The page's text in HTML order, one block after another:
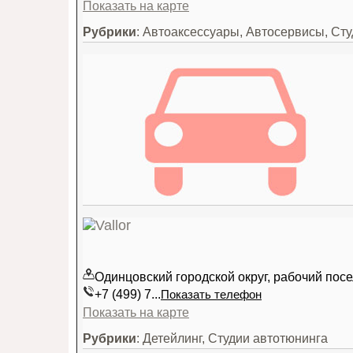
Показать на карте
Рубрики: Автоаксессуары, Автосервисы,
Одинцовский городской округ, рабочий
+7 (499) 7...Показать телефон
Показать на карте
Рубрики: Детейлинг, Студии автотюнинга